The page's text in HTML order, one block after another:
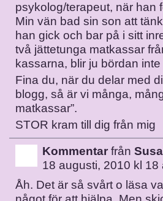
psykolog/terapeut, när han
Min vän bad sin son att
han gick och bar på i sitt
två jättetunga matkassar
kassarna, blir ju bördan
Fina du, när du delar med
blogg, så är vi många,
matkassar”.
STOR kram till dig från mig
Kommentar från
18 augusti, 2010 kl
Åh. Det är så svårt o läsa